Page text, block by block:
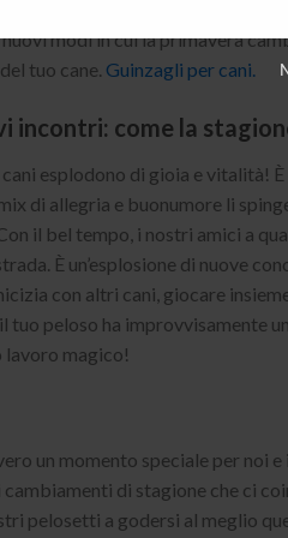
quell’energia! Quindi, goditi il
modi in cui la primavera
tuo cane. Guinzagli per cani.
incontri: come la
esplodono di gioia e vitalità! È
di allegria e buonumore li
il bel tempo, i nostri amici a
È un’esplosione di nuove
con altri cani, giocare
tuo peloso ha improvvisamente
lavoro magico!
un momento speciale per noi
di stagione che ci
pelosetti a godersi al meglio